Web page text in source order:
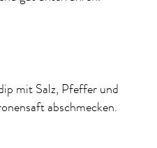
mit Salz, Pfeffer und
abschmecken.